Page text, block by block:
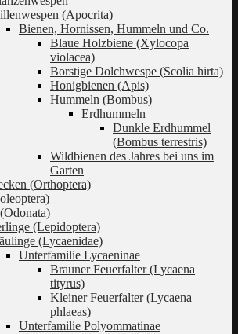
(Apocrita)
Bienen, Hornissen, Hummeln und Co.
Blaue Holzbiene (Xylocopa
violacea)
Borstige Dolchwespe (Scolia hirta)
Honigbienen (Apis)
Hummeln (Bombus)
Erdhummeln
Dunkle Erdhummel
(Bombus terrestris)
Wildbienen des Jahres bei uns im
Garten
(Orthoptera)
(Lepidoptera)
(Lycaenidae)
Unterfamilie Lycaeninae
Brauner Feuerfalter (Lycaena
tityrus)
Kleiner Feuerfalter (Lycaena
phlaeas)
Unterfamilie Polyommatinae